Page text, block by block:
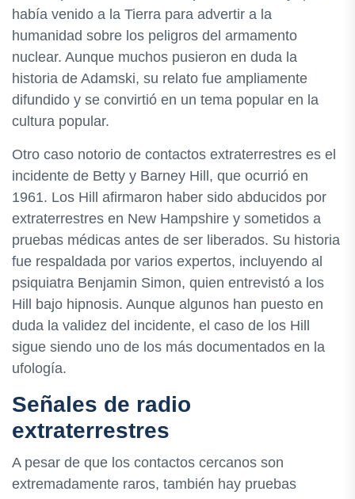
había venido a la Tierra para advertir a la
humanidad sobre los peligros del armamento
nuclear. Aunque muchos pusieron en duda la
historia de Adamski, su relato fue ampliamente
difundido y se convirtió en un tema popular en la
cultura popular.
Otro caso notorio de contactos extraterrestres es el
incidente de Betty y Barney Hill, que ocurrió en
1961. Los Hill afirmaron haber sido abducidos por
extraterrestres en New Hampshire y sometidos a
pruebas médicas antes de ser liberados. Su historia
fue respaldada por varios expertos, incluyendo al
psiquiatra Benjamin Simon, quien entrevistó a los
Hill bajo hipnosis. Aunque algunos han puesto en
duda la validez del incidente, el caso de los Hill
sigue siendo uno de los más documentados en la
ufología.
Señales de radio
extraterrestres
A pesar de que los contactos cercanos son
extremadamente raros, también hay pruebas